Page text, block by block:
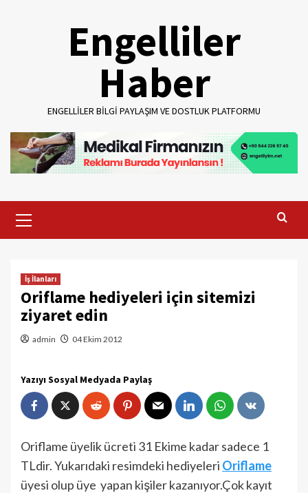
Engelliler
Haber
ENGELLILER BILGI PAYLAŞIM VE DOSTLUK PLATFORMU
Menu
İş İlanları
Oriflame hediyeleri için sitemizi
ziyaret edin
admin 04 Ekim 2012
Yazıyı Sosyal Medyada Paylaş
Oriflame üyelik ücreti 31 Ekime kadar sadece 1
TLdir. Yukarıdaki resimdeki hediyeleri Oriflame
üyesi olup üye yapan kişiler kazanıyor.Çok kayıt